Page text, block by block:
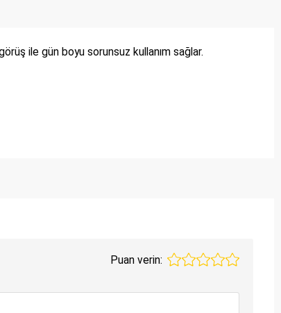
ile gün boyu sorunsuz kullanım sağlar.
Puan verin: